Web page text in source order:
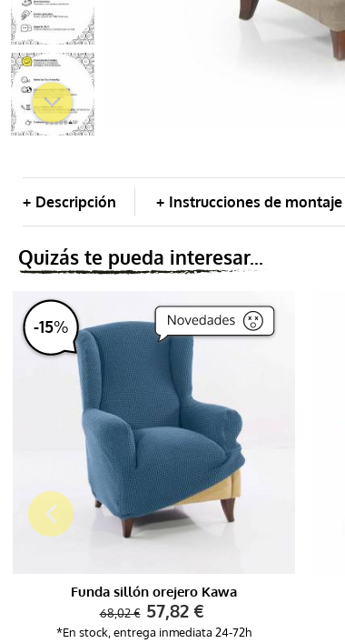
Orejero
Chester
Puff
Cojín
Salvasofá
Salva chaiselongue
Foulard
Descripción Instrucciones de montaje
Quizás te pueda interesar...
-15%
Funda sillón orejero Kawa
68,02 € 57,82 €
*En stock, entrega inmediata 24-72h